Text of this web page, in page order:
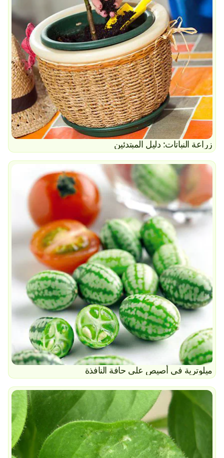
زراعة النباتات: دليل المبتدئين
ميلوترية في أصيص على حافة النافذة